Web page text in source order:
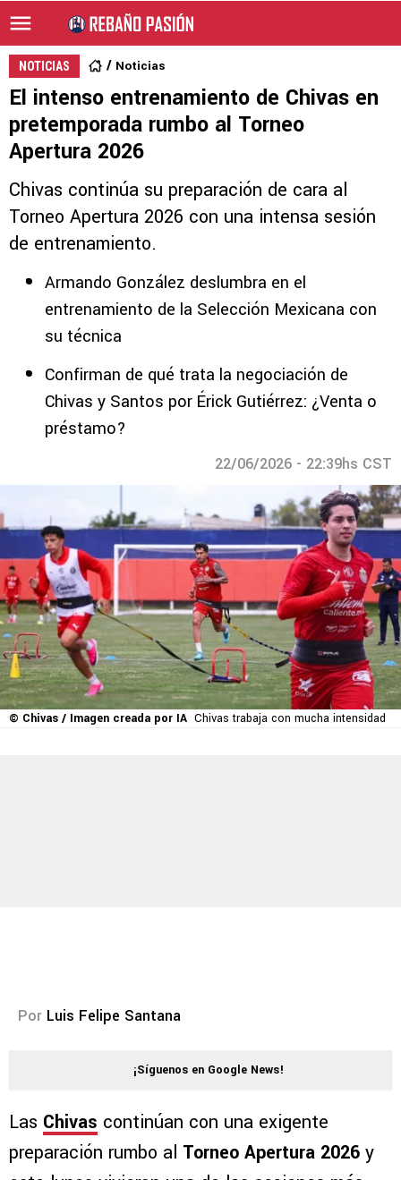
NOTICIAS Noticias
El intenso entrenamiento de Chivas en
pretemporada rumbo al Torneo
Apertura 2026
Chivas continúa su preparación de cara al
Torneo Apertura 2026 con una intensa sesión
de entrenamiento.
Armando González deslumbra en el
entrenamiento de la Selección Mexicana con
su técnica
Confirman de qué trata la negociación de
Chivas y Santos por Érick Gutiérrez: ¿Venta o
préstamo?
22/06/2026 - 22:39hs CST
© Chivas / Imagen creada por IA Chivas trabaja con mucha intensidad
Por Luis Felipe Santana
¡Síguenos en Google News!
Las Chivas continúan con una exigente
preparación rumbo al Torneo Apertura 2026 y